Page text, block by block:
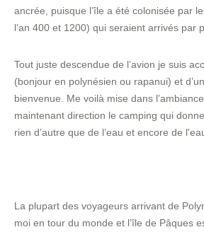
ancrée, puisque l’île a été colonisée par
l’an 400 et 1200) qui seraient arrivés par
Tout juste descendue de l’avion je suis
(bonjour en polynésien ou rapanui) et
bienvenue. Me voilà mise dans
maintenant direction le camping qui
rien d’autre que de l’eau et encore de
La plupart des voyageurs arrivant de
moi en tour du monde et l’île de Pâques